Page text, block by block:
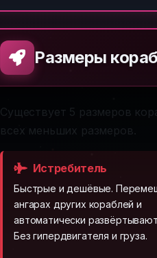
Размеры
Существует 5 размеров
всех меньших размеров.
Истребитель
Быстрые и дешёвые.
ангарах других кораблей и
автоматически
Без гипердвигателя и груза.